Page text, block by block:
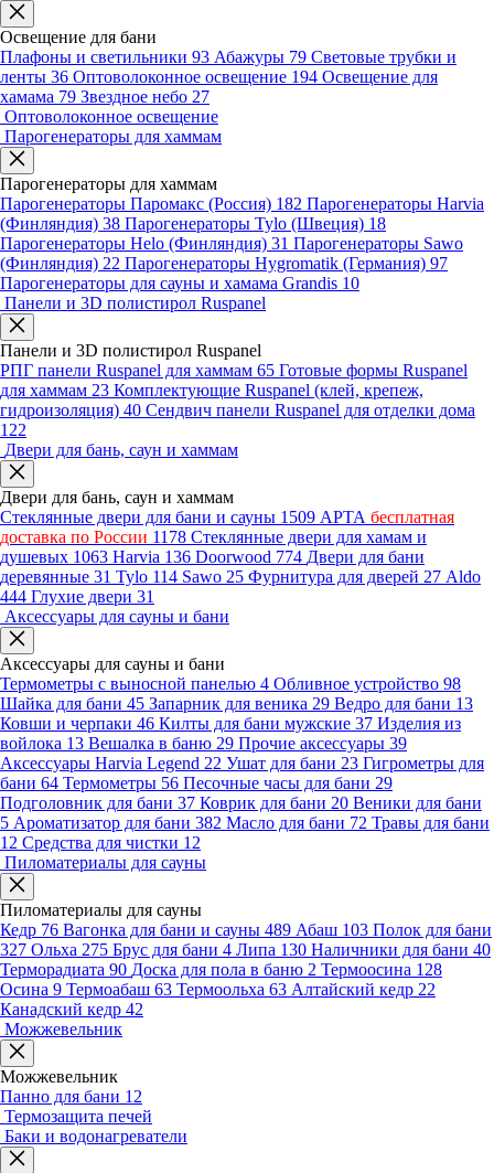
Освещение для бани
Плафоны и светильники 93 Абажуры 79 Световые трубки и
ленты 36 Оптоволоконное освещение 194 Освещение для
хамама 79 Звездное небо 27
Оптоволоконное освещение
Парогенераторы для хаммам
Парогенераторы для хаммам
Парогенераторы Паромакс (Россия) 182 Парогенераторы Harvia
(Финляндия) 38 Парогенераторы Tylo (Швеция) 18
Парогенераторы Helo (Финляндия) 31 Парогенераторы Sawo
(Финляндия) 22 Парогенераторы Hygromatik (Германия) 97
Парогенераторы для сауны и хамама Grandis 10
Панели и 3D полистирол Ruspanel
Панели и 3D полистирол Ruspanel
РПГ панели Ruspanel для хаммам 65 Готовые формы Ruspanel
для хаммам 23 Комплектующие Ruspanel (клей, крепеж,
гидроизоляция) 40 Сендвич панели Ruspanel для отделки дома
122
Двери для бань, саун и хаммам
Двери для бань, саун и хаммам
Стеклянные двери для бани и сауны 1509 АРТА бесплатная
доставка по России 1178 Стеклянные двери для хамам и
душевых 1063 Harvia 136 Doorwood 774 Двери для бани
деревянные 31 Tylo 114 Sawo 25 Фурнитура для дверей 27 Aldo
444 Глухие двери 31
Аксессуары для сауны и бани
Аксессуары для сауны и бани
Термометры с выносной панелью 4 Обливное устройство 98
Шайка для бани 45 Запарник для веника 29 Ведро для бани 13
Ковши и черпаки 46 Килты для бани мужские 37 Изделия из
войлока 13 Вешалка в баню 29 Прочие аксессуары 39
Аксессуары Harvia Legend 22 Ушат для бани 23 Гигрометры для
бани 64 Термометры 56 Песочные часы для бани 29
Подголовник для бани 37 Коврик для бани 20 Веники для бани
5 Ароматизатор для бани 382 Масло для бани 72 Травы для бани
12 Средства для чистки 12
Пиломатериалы для сауны
Пиломатериалы для сауны
Кедр 76 Вагонка для бани и сауны 489 Абаш 103 Полок для бани
327 Ольха 275 Брус для бани 4 Липа 130 Наличники для бани 40
Терморадиата 90 Доска для пола в баню 2 Термоосина 128
Осина 9 Термоабаш 63 Термоольха 63 Алтайский кедр 22
Канадский кедр 42
Можжевельник
Можжевельник
Панно для бани 12
Термозащита печей
Баки и водонагреватели